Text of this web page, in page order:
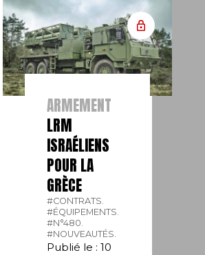
ARMEMENT
LRM
ISRAÉLIENS
POUR LA
GRÈCE
#CONTRATS.
#ÉQUIPEMENTS.
#N°480.
#NOUVEAUTÉS.
Publié le : 10